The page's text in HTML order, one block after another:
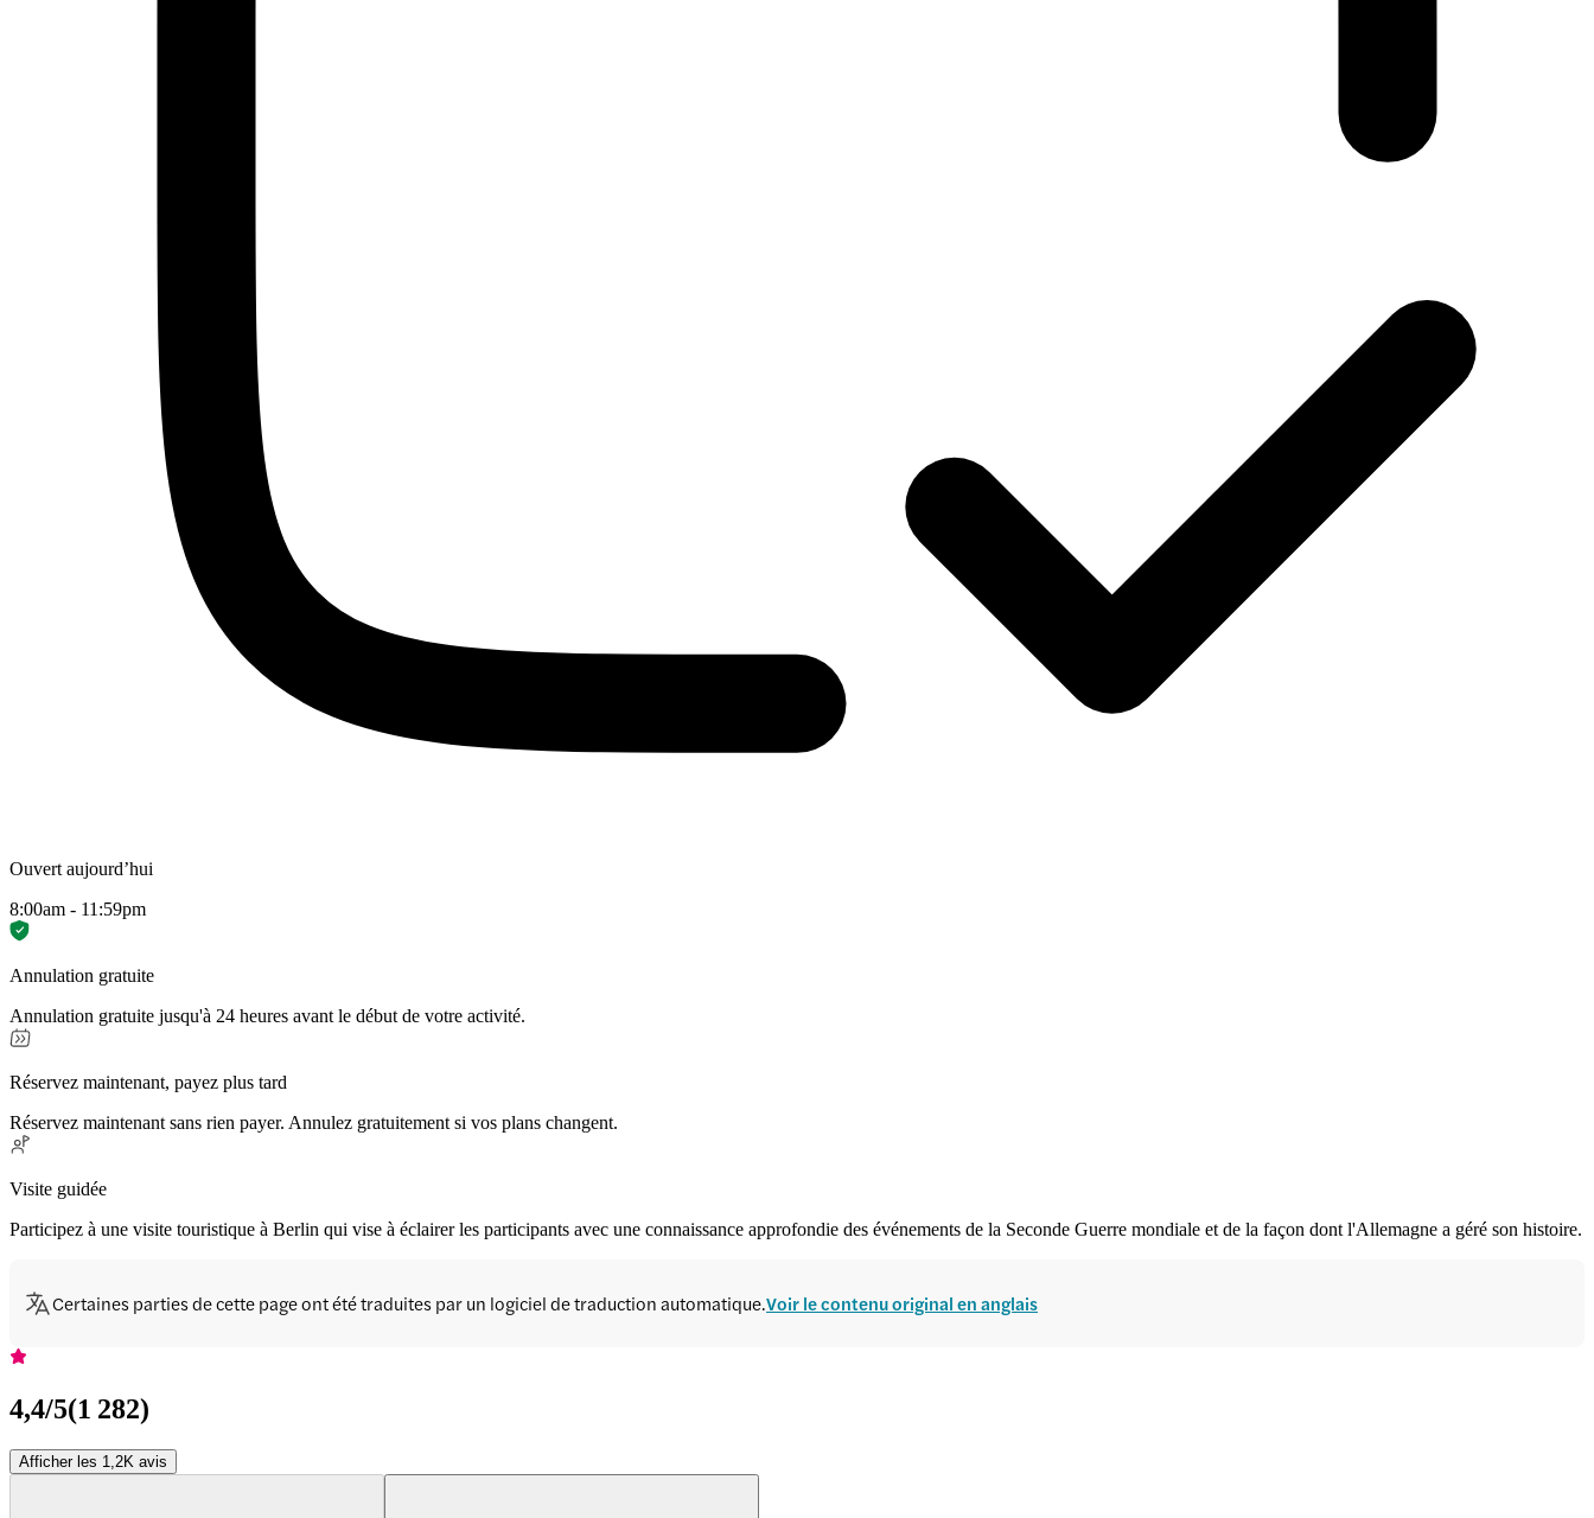
Ouvert aujourd’hui
8:00am - 11:59pm
Annulation gratuite
Annulation gratuite jusqu'à 24 heures avant le début de votre activité.
Réservez maintenant, payez plus tard
Réservez maintenant sans rien payer. Annulez gratuitement si vos plans changent.
Visite guidée
Participez à une visite touristique à Berlin qui vise à éclairer les participants avec une connaissance approfondie des événements de la Seconde Guerre mondiale et de la façon dont l'Allemagne a géré son histoire.
Certaines parties de cette page ont été traduites par un logiciel de traduction automatique.Voir le contenu original en anglais
4,4/5(1 282)
Afficher les 1,2K avis